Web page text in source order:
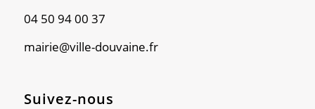
04 50 94 00 37
mairie@ville-douvaine.fr
Suivez-nous